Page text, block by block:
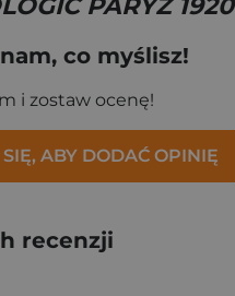
PARYŻ 1920
co myślisz!
i zostaw ocenę!
ABY DODAĆ OPINIĘ
recenzji